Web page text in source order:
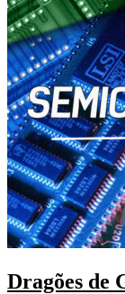
Dragões de